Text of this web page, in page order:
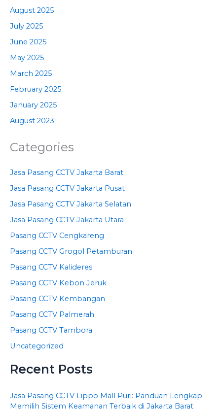
August 2025
July 2025
June 2025
May 2025
March 2025
February 2025
January 2025
August 2023
Categories
Jasa Pasang CCTV Jakarta Barat
Jasa Pasang CCTV Jakarta Pusat
Jasa Pasang CCTV Jakarta Selatan
Jasa Pasang CCTV Jakarta Utara
Pasang CCTV Cengkareng
Pasang CCTV Grogol Petamburan
Pasang CCTV Kalideres
Pasang CCTV Kebon Jeruk
Pasang CCTV Kembangan
Pasang CCTV Palmerah
Pasang CCTV Tambora
Uncategorized
Recent Posts
Jasa Pasang CCTV Lippo Mall Puri: Panduan Lengkap
Memilih Sistem Keamanan Terbaik di Jakarta Barat